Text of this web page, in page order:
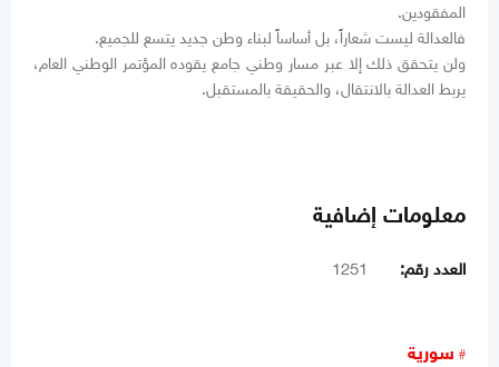
المفقودين.
فالعدالة ليست شعاراً، بل أساساً لبناء وطن جديد يتسع للجميع.
ولن يتحقق ذلك إلا عبر مسار وطني جامع يقوده المؤتمر الوطني العام،
يربط العدالة بالانتقال، والحقيقة بالمستقبل.
معلومات إضافية
العدد رقم: 1251
سورية